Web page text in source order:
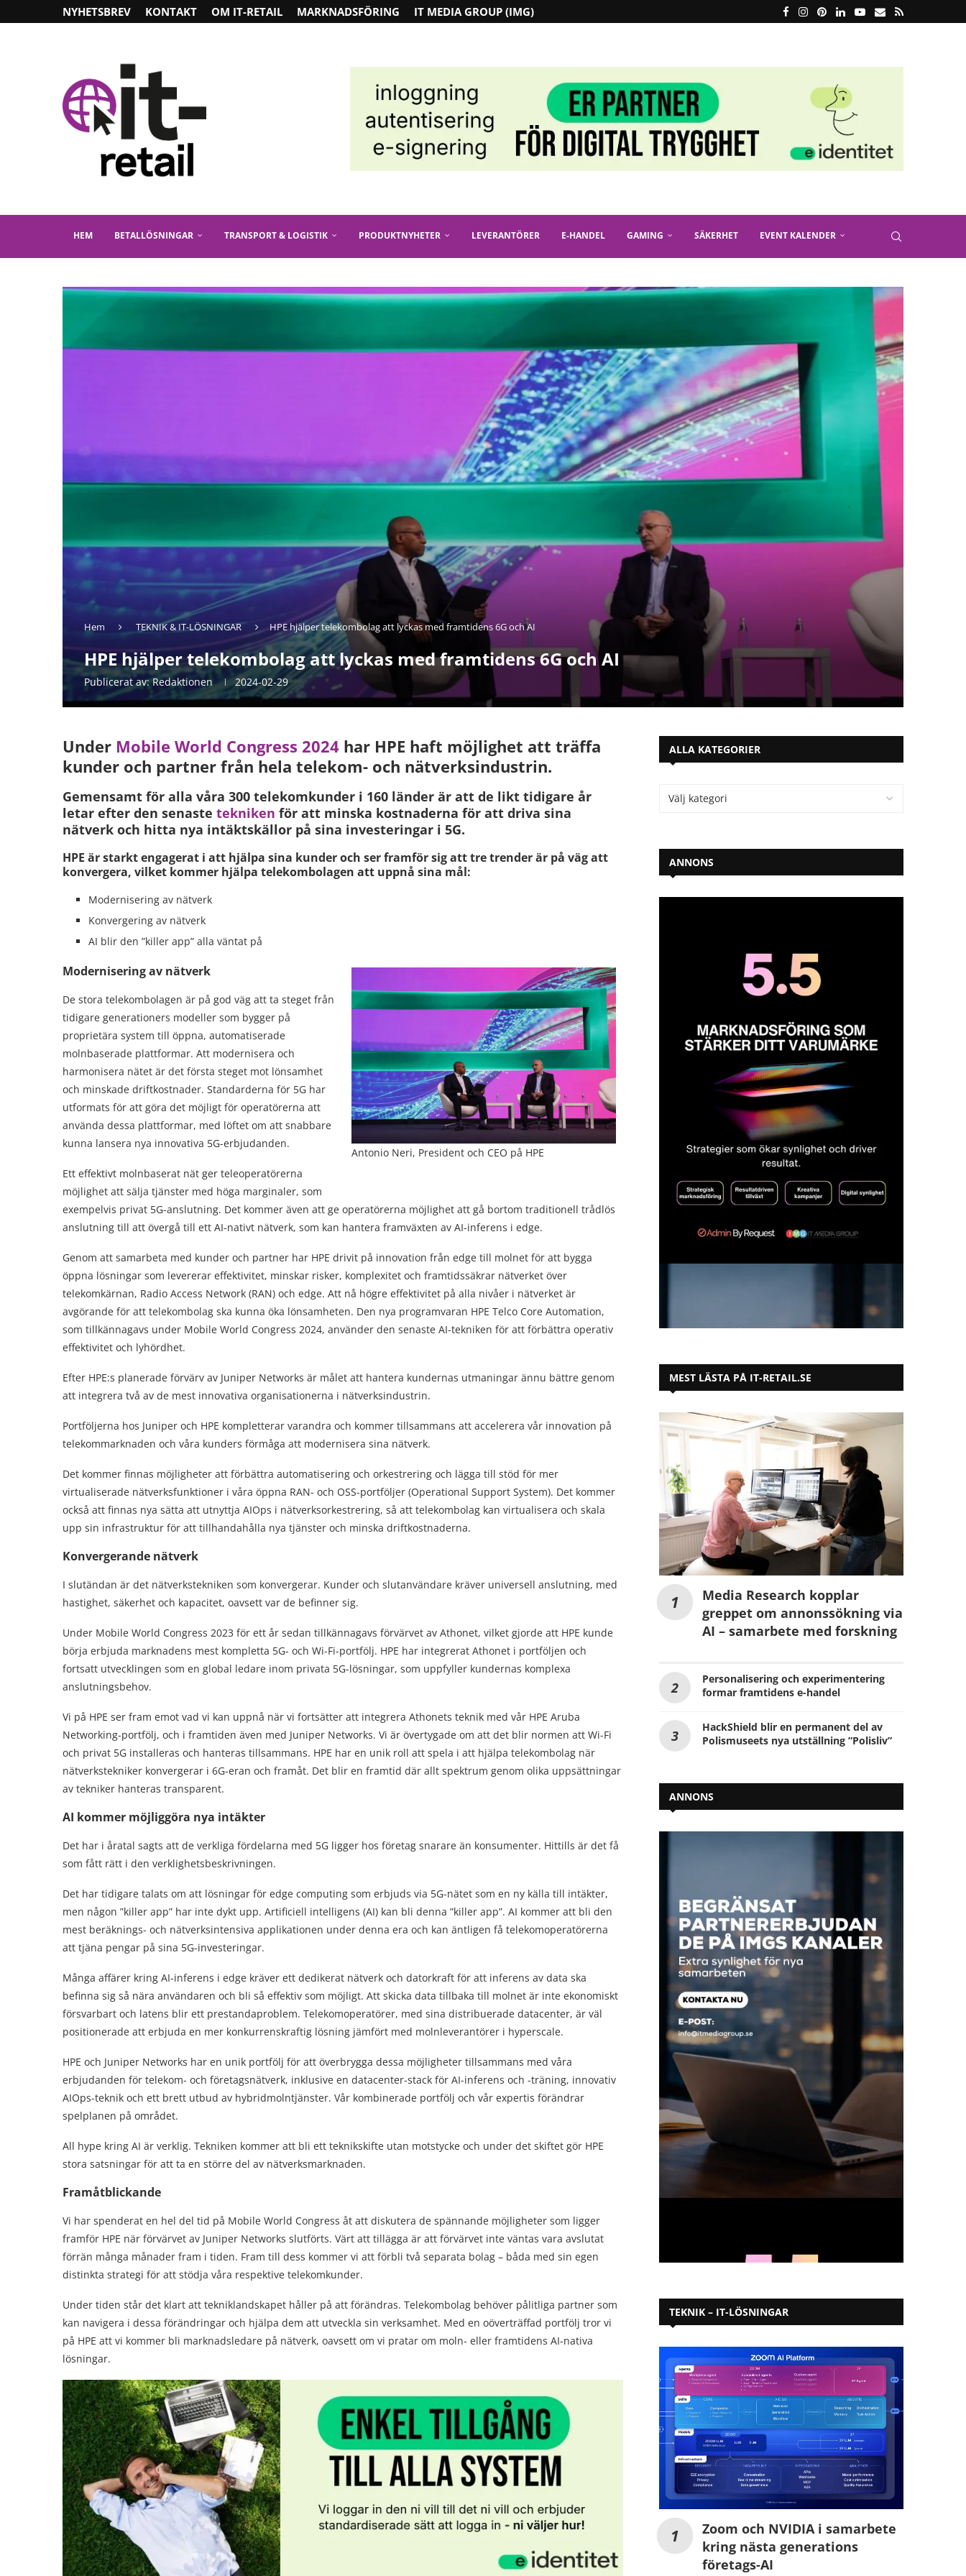
NYHETSBREV KONTAKT OM IT-RETAIL MARKNADSFÖRING IT MEDIA GROUP (IMG)
HEM BETALLÖSNINGAR TRANSPORT & LOGISTIK PRODUKTNYHETER LEVERANTÖRER E-HANDEL GAMING SÄKERHET EVENT KALENDER
Hem TEKNIK & IT-LÖSNINGAR HPE hjälper telekombolag att lyckas med framtidens 6G och AI
HPE hjälper telekombolag att lyckas med framtidens 6G och AI
Publicerat av:Redaktionen 2024-02-29
Under Mobile World Congress 2024 har HPE haft möjlighet att träffa
kunder och partner från hela telekom- och nätverksindustrin.
Gemensamt för alla våra 300 telekomkunder i 160 länder är att de likt tidigare år
letar efter den senaste tekniken för att minska kostnaderna för att driva sina
nätverk och hitta nya intäktskällor på sina investeringar i 5G.
HPE är starkt engagerat i att hjälpa sina kunder och ser framför sig att tre trender är på väg att
konvergera, vilket kommer hjälpa telekombolagen att uppnå sina mål:
Modernisering av nätverk
Konvergering av nätverk
AI blir den ”killer app” alla väntat på
Antonio Neri, President och CEO på HPE
Modernisering av nätverk
De stora telekombolagen är på god väg att ta steget från
tidigare generationers modeller som bygger på
proprietära system till öppna, automatiserade
molnbaserade plattformar. Att modernisera och
harmonisera nätet är det första steget mot lönsamhet
och minskade driftkostnader. Standarderna för 5G har
utformats för att göra det möjligt för operatörerna att
använda dessa plattformar, med löftet om att snabbare
kunna lansera nya innovativa 5G-erbjudanden.
Ett effektivt molnbaserat nät ger teleoperatörerna
möjlighet att sälja tjänster med höga marginaler, som
exempelvis privat 5G-anslutning. Det kommer även att ge operatörerna möjlighet att gå bortom traditionell trådlös
anslutning till att övergå till ett AI-nativt nätverk, som kan hantera framväxten av AI-inferens i edge.
Genom att samarbeta med kunder och partner har HPE drivit på innovation från edge till molnet för att bygga
öppna lösningar som levererar effektivitet, minskar risker, komplexitet och framtidssäkrar nätverket över
telekomkärnan, Radio Access Network (RAN) och edge. Att nå högre effektivitet på alla nivåer i nätverket är
avgörande för att telekombolag ska kunna öka lönsamheten. Den nya programvaran HPE Telco Core Automation,
som tillkännagavs under Mobile World Congress 2024, använder den senaste AI-tekniken för att förbättra operativ
effektivitet och lyhördhet.
Efter HPE:s planerade förvärv av Juniper Networks är målet att hantera kundernas utmaningar ännu bättre genom
att integrera två av de mest innovativa organisationerna i nätverksindustrin.
Portföljerna hos Juniper och HPE kompletterar varandra och kommer tillsammans att accelerera vår innovation på
telekommarknaden och våra kunders förmåga att modernisera sina nätverk.
Det kommer finnas möjligheter att förbättra automatisering och orkestrering och lägga till stöd för mer
virtualiserade nätverksfunktioner i våra öppna RAN- och OSS-portföljer (Operational Support System). Det kommer
också att finnas nya sätta att utnyttja AIOps i nätverksorkestrering, så att telekombolag kan virtualisera och skala
upp sin infrastruktur för att tillhandahålla nya tjänster och minska driftkostnaderna.
Konvergerande nätverk
I slutändan är det nätverkstekniken som konvergerar. Kunder och slutanvändare kräver universell anslutning, med
hastighet, säkerhet och kapacitet, oavsett var de befinner sig.
Under Mobile World Congress 2023 för ett år sedan tillkännagavs förvärvet av Athonet, vilket gjorde att HPE kunde
börja erbjuda marknadens mest kompletta 5G- och Wi-Fi-portfölj. HPE har integrerat Athonet i portföljen och
fortsatt utvecklingen som en global ledare inom privata 5G-lösningar, som uppfyller kundernas komplexa
anslutningsbehov.
Vi på HPE ser fram emot vad vi kan uppnå när vi fortsätter att integrera Athonets teknik med vår HPE Aruba
Networking-portfölj, och i framtiden även med Juniper Networks. Vi är övertygade om att det blir normen att Wi-Fi
och privat 5G installeras och hanteras tillsammans. HPE har en unik roll att spela i att hjälpa telekombolag när
nätverkstekniker konvergerar i 6G-eran och framåt. Det blir en framtid där allt spektrum genom olika uppsättningar
av tekniker hanteras transparent.
AI kommer möjliggöra nya intäkter
Det har i åratal sagts att de verkliga fördelarna med 5G ligger hos företag snarare än konsumenter. Hittills är det få
som fått rätt i den verklighetsbeskrivningen.
Det har tidigare talats om att lösningar för edge computing som erbjuds via 5G-nätet som en ny källa till intäkter,
men någon ”killer app” har inte dykt upp. Artificiell intelligens (AI) kan bli denna ”killer app”. AI kommer att bli den
mest beräknings- och nätverksintensiva applikationen under denna era och kan äntligen få telekomoperatörerna
att tjäna pengar på sina 5G-investeringar.
Många affärer kring AI-inferens i edge kräver ett dedikerat nätverk och datorkraft för att inferens av data ska
befinna sig så nära användaren och bli så effektiv som möjligt. Att skicka data tillbaka till molnet är inte ekonomiskt
försvarbart och latens blir ett prestandaproblem. Telekomoperatörer, med sina distribuerade datacenter, är väl
positionerade att erbjuda en mer konkurrenskraftig lösning jämfört med molnleverantörer i hyperscale.
HPE och Juniper Networks har en unik portfölj för att överbrygga dessa möjligheter tillsammans med våra
erbjudanden för telekom- och företagsnätverk, inklusive en datacenter-stack för AI-inferens och -träning, innovativ
AIOps-teknik och ett brett utbud av hybridmolntjänster. Vår kombinerade portfölj och vår expertis förändrar
spelplanen på området.
All hype kring AI är verklig. Tekniken kommer att bli ett teknikskifte utan motstycke och under det skiftet gör HPE
stora satsningar för att ta en större del av nätverksmarknaden.
Framåtblickande
Vi har spenderat en hel del tid på Mobile World Congress åt att diskutera de spännande möjligheter som ligger
framför HPE när förvärvet av Juniper Networks slutförts. Värt att tillägga är att förvärvet inte väntas vara avslutat
förrän många månader fram i tiden. Fram till dess kommer vi att förbli två separata bolag – båda med sin egen
distinkta strategi för att stödja våra respektive telekomkunder.
Under tiden står det klart att tekniklandskapet håller på att förändras. Telekombolag behöver pålitliga partner som
kan navigera i dessa förändringar och hjälpa dem att utveckla sin verksamhet. Med en oöverträffad portfölj tror vi
på HPE att vi kommer bli marknadsledare på nätverk, oavsett om vi pratar om moln- eller framtidens AI-nativa
lösningar.
ALLA KATEGORIER
ANNONS
MEST LÄSTA PÅ IT-RETAIL.SE
Media Research kopplar
greppet om annonssökning via
AI – samarbete med forskning
Personalisering och experimentering
formar framtidens e-handel
HackShield blir en permanent del av
Polismuseets nya utställning ”Polisliv”
ANNONS
TEKNIK – IT-LÖSNINGAR
Zoom och NVIDIA i samarbete
kring nästa generations
företags-AI